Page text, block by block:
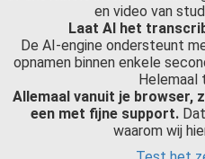
en video van
Laat AI het
De AI-engine ondersteunt
opnamen binnen enkele
Helemaal
Allemaal vanuit je browser,
een met fijne support.
waarom wij